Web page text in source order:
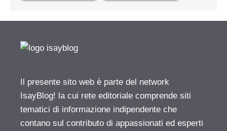
Il presente sito web è parte del network
IsayBlog! la cui rete editoriale comprende siti
tematici di informazione indipendente che
contano sul contributo di appassionati ed esperti